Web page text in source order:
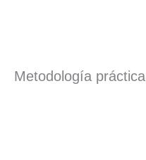
Metodología práctica